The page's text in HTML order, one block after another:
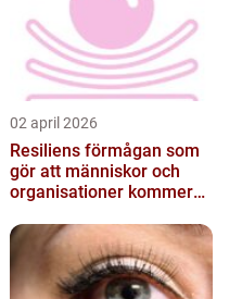
02 april 2026
Resiliens förmågan som
gör att människor och
organisationer kommer